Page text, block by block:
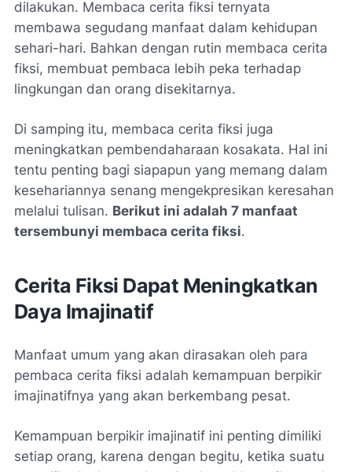
dilakukan. Membaca cerita fiksi ternyata
membawa segudang manfaat dalam kehidupan
sehari-hari. Bahkan dengan rutin membaca cerita
fiksi, membuat pembaca lebih peka terhadap
lingkungan dan orang disekitarnya.
Di samping itu, membaca cerita fiksi juga
meningkatkan pembendaharaan kosakata. Hal ini
tentu penting bagi siapapun yang memang dalam
kesehariannya senang mengekpresikan keresahan
melalui tulisan. Berikut ini adalah 7 manfaat
tersembunyi membaca cerita fiksi.
Cerita Fiksi Dapat Meningkatkan
Daya Imajinatif
Manfaat umum yang akan dirasakan oleh para
pembaca cerita fiksi adalah kemampuan berpikir
imajinatifnya yang akan berkembang pesat.
Kemampuan berpikir imajinatif ini penting dimiliki
setiap orang, karena dengan begitu, ketika suatu